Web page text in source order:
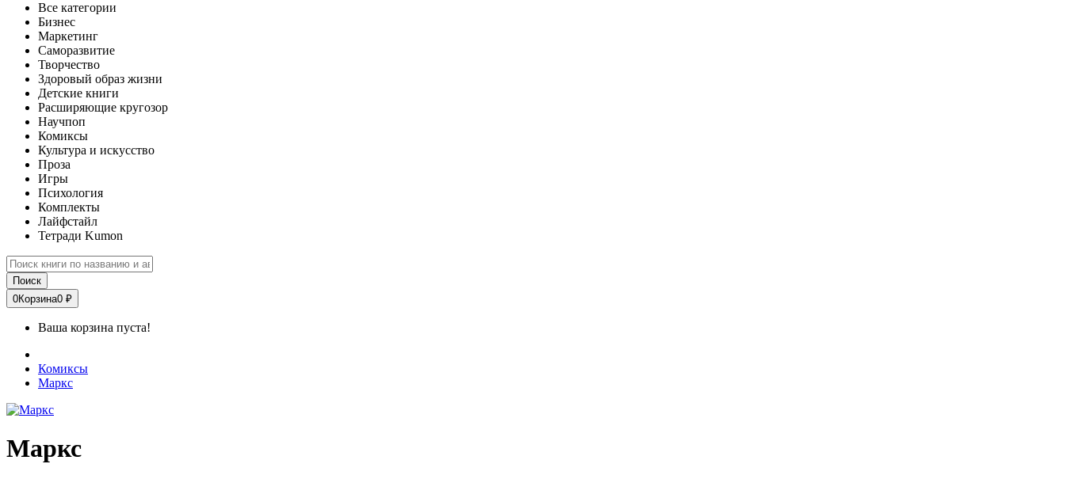
Все категории
Бизнес
Маркетинг
Саморазвитие
Творчество
Здоровый образ жизни
Детские книги
Расширяющие кругозор
Научпоп
Комиксы
Культура и искусство
Проза
Игры
Психология
Комплекты
Лайфстайл
Тетради Kumon
Поиск
0Корзина0 ₽
Ваша корзина пуста!
Комиксы
Маркс
Маркс